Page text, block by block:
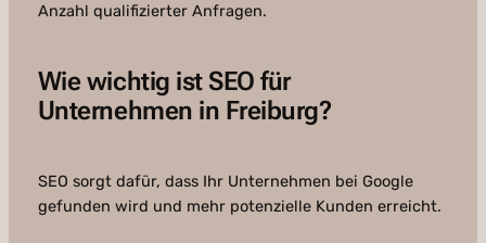
Anzahl qualifizierter Anfragen.
Wie wichtig ist SEO für
Unternehmen in Freiburg?
SEO sorgt dafür, dass Ihr Unternehmen bei Google
gefunden wird und mehr potenzielle Kunden erreicht.